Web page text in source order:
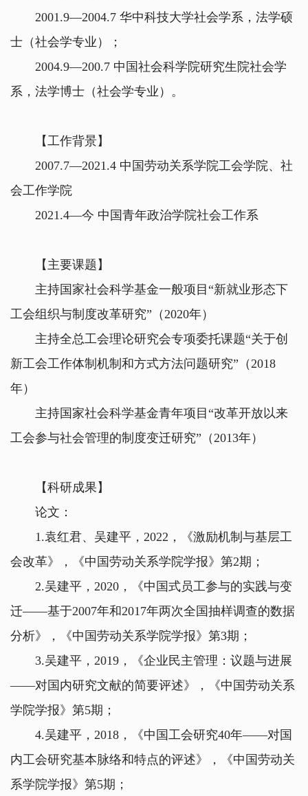
2001.9—2004.7 华中科技大学社会学系，法学硕
士（社会学专业）；
2004.9—200.7 中国社会科学院研究生院社会学
系，法学博士（社会学专业）。
【工作背景】
2007.7—2021.4 中国劳动关系学院工会学院、社
会工作学院
2021.4—今 中国青年政治学院社会工作系
【主要课题】
主持国家社会科学基金一般项目“新就业形态下
工会组织与制度改革研究”（2020年）
主持全总工会理论研究会专项委托课题“关于创
新工会工作体制机制和方式方法问题研究”（2018
年）
主持国家社会科学基金青年项目“改革开放以来
工会参与社会管理的制度变迁研究”（2013年）
【科研成果】
论文：
1.袁红君、吴建平，2022，《激励机制与基层工
会改革》，《中国劳动关系学院学报》第2期；
2.吴建平，2020，《中国式员工参与的实践与变
迁——基于2007年和2017年两次全国抽样调查的数据
分析》，《中国劳动关系学院学报》第3期；
3.吴建平，2019，《企业民主管理：议题与进展
——对国内研究文献的简要评述》，《中国劳动关系
学院学报》第5期；
4.吴建平，2018，《中国工会研究40年——对国
内工会研究基本脉络和特点的评述》，《中国劳动关
系学院学报》第5期；